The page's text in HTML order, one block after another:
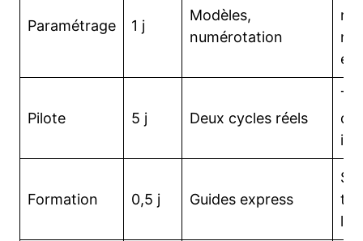
Paramétrage 1 j
Modèles,
numérotation
Pilote 5 j Deux cycles réels
Formation 0,5 j Guides express